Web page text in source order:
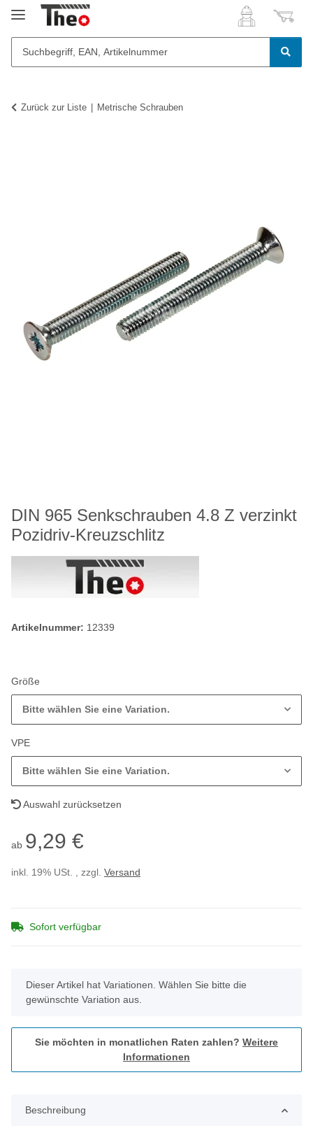
Zurück zur Liste Metrische Schrauben
DIN 965 Senkschrauben 4.8 Z verzinkt
Pozidriv-Kreuzschlitz
Artikelnummer: 12339
Größe
Bitte wählen Sie eine Variation.
VPE
Bitte wählen Sie eine Variation.
Auswahl zurücksetzen
ab 9,29 €
inkl. 19% USt. , zzgl. Versand
Sofort verfügbar
x
Dieser Artikel hat Variationen. Wählen Sie bitte die
gewünschte Variation aus.
Sie möchten in monatlichen Raten zahlen? Weitere
Informationen
Beschreibung